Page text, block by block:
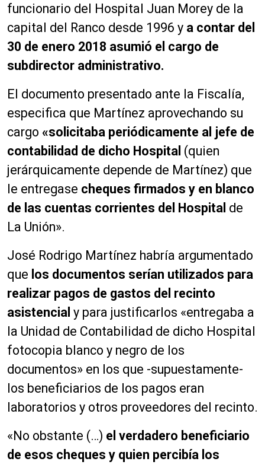
funcionario del Hospital Juan Morey de la
capital del Ranco desde 1996 y a contar del
30 de enero 2018 asumió el cargo de
subdirector administrativo.
El documento presentado ante la Fiscalía,
especifica que Martínez aprovechando su
cargo «solicitaba periódicamente al jefe de
contabilidad de dicho Hospital (quien
jerárquicamente depende de Martínez) que
le entregase cheques firmados y en blanco
de las cuentas corrientes del Hospital de
La Unión».
José Rodrigo Martínez habría argumentado
que los documentos serían utilizados para
realizar pagos de gastos del recinto
asistencial y para justificarlos «entregaba a
la Unidad de Contabilidad de dicho Hospital
fotocopia blanco y negro de los
documentos» en los que -supuestamente-
los beneficiarios de los pagos eran
laboratorios y otros proveedores del recinto.
«No obstante (…) el verdadero beneficiario
de esos cheques y quien percibía los